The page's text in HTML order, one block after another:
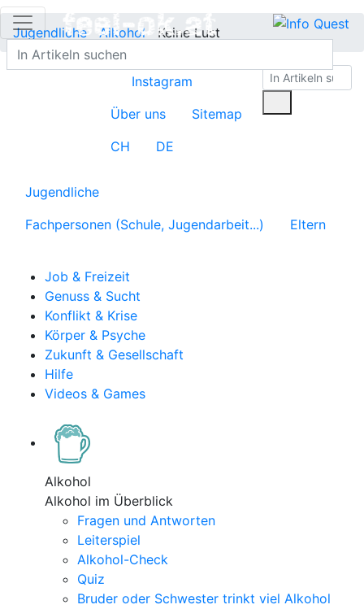
Jugendliche Alkohol Keine Lust
Instagram
Über uns
Sitemap
CH
DE
Jugendliche
Fachpersonen (Schule, Jugendarbeit...)
Eltern
Job & Freizeit
Genuss & Sucht
Konflikt & Krise
Körper & Psyche
Zukunft & Gesellschaft
Hilfe
Videos & Games
Alkohol
Alkohol im Überblick
Fragen und Antworten
Leiterspiel
Alkohol-Check
Quiz
Bruder oder Schwester trinkt viel Alkohol